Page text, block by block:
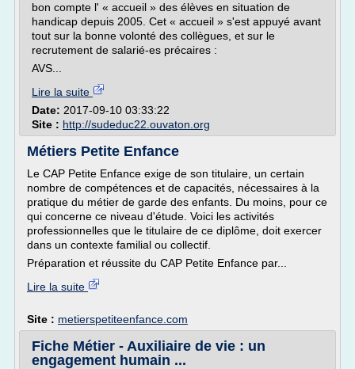
bon compte l' « accueil » des élèves en situation de
handicap depuis 2005. Cet « accueil » s'est appuyé avant
tout sur la bonne volonté des collègues, et sur le
recrutement de salarié-es précaires :
AVS...
Lire la suite
Date: 2017-09-10 03:33:22
Site : http://sudeduc22.ouvaton.org
Métiers Petite Enfance
Le CAP Petite Enfance exige de son titulaire, un certain
nombre de compétences et de capacités, nécessaires à la
pratique du métier de garde des enfants. Du moins, pour ce
qui concerne ce niveau d'étude. Voici les activités
professionnelles que le titulaire de ce diplôme, doit exercer
dans un contexte familial ou collectif.
Préparation et réussite du CAP Petite Enfance par...
Lire la suite
Site : metierspetiteenfance.com
Fiche Métier - Auxiliaire de vie : un
engagement humain ...